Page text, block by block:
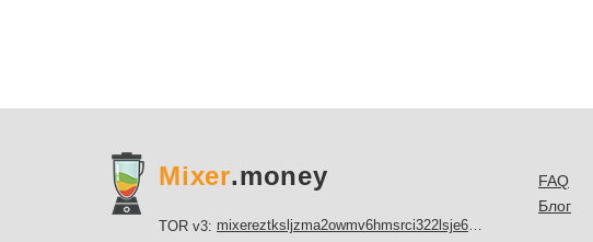
Mixer.money
TOR v3: mixereztksljzma2owmv6hmsrci322lsje6m3svicoddk3xbgvhd2fid.onion
FAQ
Блог